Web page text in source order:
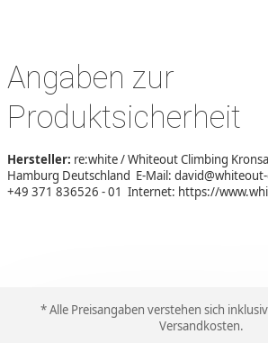
Angaben zur
Produktsicherheit
Hersteller: re:white / Whiteout Climbing
Hamburg Deutschland E-Mail:
+49 371 836526 - 01 Internet: https://
* Alle Preisangaben verstehen sich
Versandkosten.